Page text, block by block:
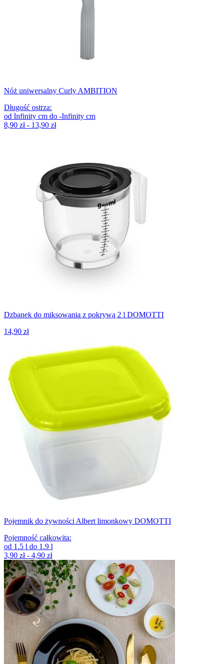
Nóż uniwersalny Curly AMBITION
Długość ostrza:
od Infinity cm do -Infinity cm
8,90 zł - 13,90 zł
Dzbanek do miksowania z pokrywą 2 l DOMOTTI
14,90 zł
Pojemnik do żywności Albert limonkowy DOMOTTI
Pojemność całkowita:
od 1.5 l do 1.9 l
3,90 zł - 4,90 zł